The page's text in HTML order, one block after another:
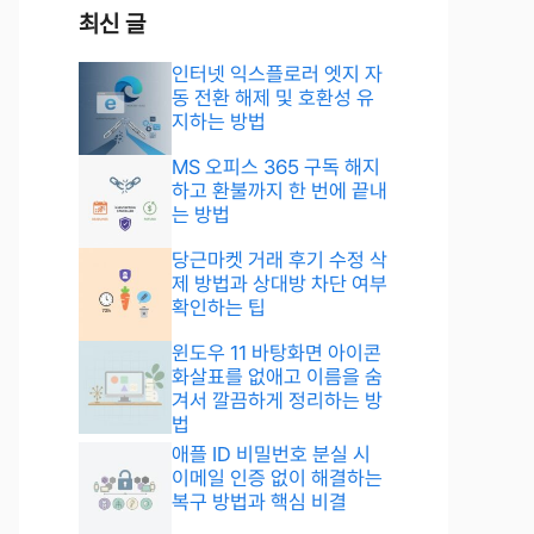
최신 글
인터넷 익스플로러 엣지 자
동 전환 해제 및 호환성 유
지하는 방법
MS 오피스 365 구독 해지
하고 환불까지 한 번에 끝내
는 방법
당근마켓 거래 후기 수정 삭
제 방법과 상대방 차단 여부
확인하는 팁
윈도우 11 바탕화면 아이콘
화살표를 없애고 이름을 숨
겨서 깔끔하게 정리하는 방
법
애플 ID 비밀번호 분실 시
이메일 인증 없이 해결하는
복구 방법과 핵심 비결